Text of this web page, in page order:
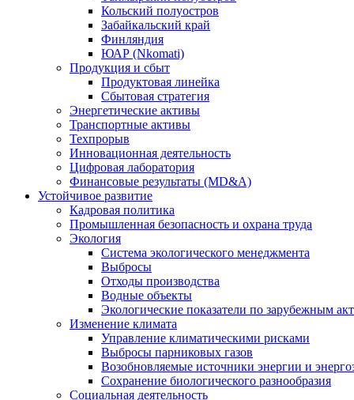
Кольский полуостров
Забайкальский край
Финляндия
ЮАР (Nkomati)
Продукция и сбыт
Продуктовая линейка
Сбытовая стратегия
Энергетические активы
Транспортные активы
Техпрорыв
Инновационная деятельность
Цифровая лаборатория
Финансовые результаты (MD&A)
Устойчивое развитие
Кадровая политика
Промышленная безопасность и охрана труда
Экология
Система экологического менеджмента
Выбросы
Отходы производства
Водные объекты
Экологические показатели по зарубежным
Изменение климата
Управление климатическими рисками
Выбросы парниковых газов
Возобновляемые источники энергии и
Сохранение биологического разнообразия
Социальная деятельность